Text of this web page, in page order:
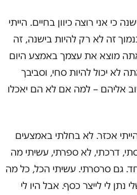
כי אני רוצה כיוון בחיים. הייתי
זה לא רק להיות בישנה, זה
מוצא את עצמך באמצע היום
לא יכול להיות סחי, וסביבך
אליהם – למה אם לא הם יאכלו
אכזר. לא בחלתי באמצעים
דרכתי, לא ספרתי, עשיתי מה
גם סרסרתי. עשיתי הכל, כל מה
נתן לי לייצר כסף. אבל היו לי